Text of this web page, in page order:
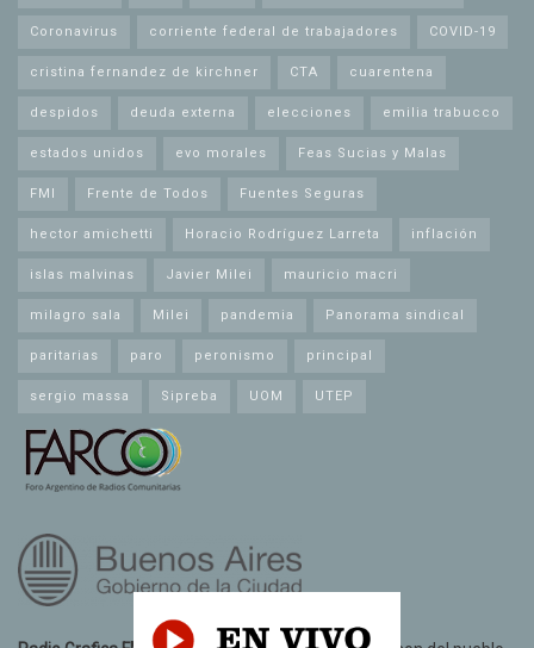
Coronavirus corriente federal de trabajadores COVID-19
cristina fernandez de kirchner CTA cuarentena
despidos deuda externa elecciones emilia trabucco
estados unidos evo morales Feas Sucias y Malas
FMI Frente de Todos Fuentes Seguras
hector amichetti Horacio Rodríguez Larreta inflación
islas malvinas Javier Milei mauricio macri
milagro sala Milei pandemia Panorama sindical
paritarias paro peronismo principal
sergio massa Sipreba UOM UTEP